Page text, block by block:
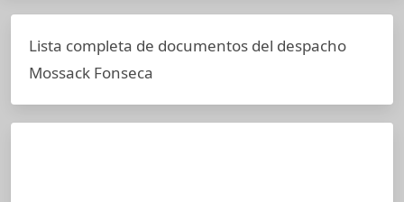
Lista completa de documentos del despacho
Mossack Fonseca